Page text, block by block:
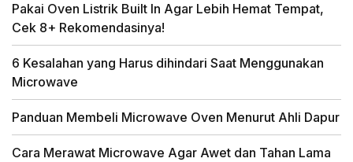
Pakai Oven Listrik Built In Agar Lebih Hemat Tempat,
Cek 8+ Rekomendasinya!
6 Kesalahan yang Harus dihindari Saat Menggunakan
Microwave
Panduan Membeli Microwave Oven Menurut Ahli Dapur
Cara Merawat Microwave Agar Awet dan Tahan Lama